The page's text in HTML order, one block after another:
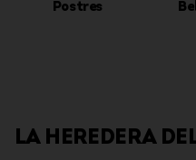
Postres
LA HEREDERA